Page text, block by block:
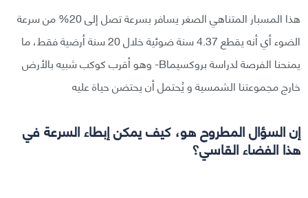
هذا المسبار المتناهي الصغر يسافر بسرعة تصل إلى 20% من سرعة
الضوء أي أنه يقطع 4.37 سنة ضوئية خلال 20 سنة أرضية فقط، ما
يمنحنا الفرصة لدراسة بروكسيماB- وهو أقرب كوكب شبيه بالأرض
خارج مجموعتنا الشمسية و يُحتمل أن يحتضن حياة عليه
إن السؤال المطروح هو، كيف يمكن إبطاء السرعة في
هذا الفضاء القاسي؟